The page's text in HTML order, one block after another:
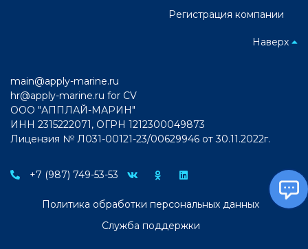
Регистрация компании
Наверх
main@apply-marine.ru
hr@apply-marine.ru for CV
ООО "АППЛАЙ-МАРИН"
ИНН 2315222071, ОГРН 1212300049873
Лицензия № Л031-00121-23/00629946 от 30.11.2022г.
+7 (987) 749-53-53
Политика обработки персональных данных
Служба поддержки